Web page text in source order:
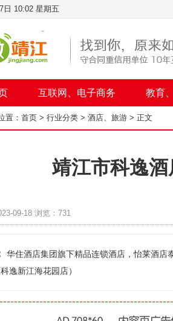
日 10:02 星期五
互联网、电子商务 教育
置： 首页 > 行业分类 > 酒店、旅游 > 正文
靖江市科逸酒
09-18 浏览：731
华住酒店集团旗下精品连锁酒店，怡莱酒店
逸新江海花园店）